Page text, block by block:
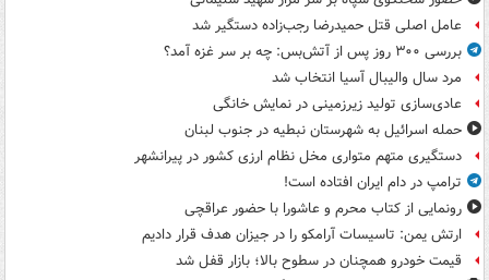
عامل اصلی قتل حمیدرضا رجب‌زاده دستگیر شد
بررسی ۳۰۰ روز پس از آتش‌بس: چه بر سر غزه آمد؟
مرد سال والیبال آسیا انتخاب شد
عادی‌سازی تولید زیرزمینی در نمایش خانگی
حمله اسرائیل به شهرستان نبطیه در جنوب لبنان
دستگیری متهم متواری مخل نظام ارزی کشور در پیرانشهر
ترامپ در دام ایران افتاده است!
رونمایی از کتاب محرم و عاشورا با حضور عراقچی
ارتش یمن: تاسیسات آرامکو را در جیزان هدف قرار دادیم
قیمت خودرو همچنان در سطوح بالا؛ بازار قفل شد